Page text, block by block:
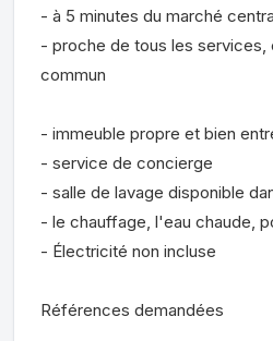
- à 5 minutes du marché
- proche de tous les services,
commun
- immeuble propre et bien
- service de concierge
- salle de lavage disponible
- le chauffage, l'eau chaude,
- Électricité non incluse
Références demandées